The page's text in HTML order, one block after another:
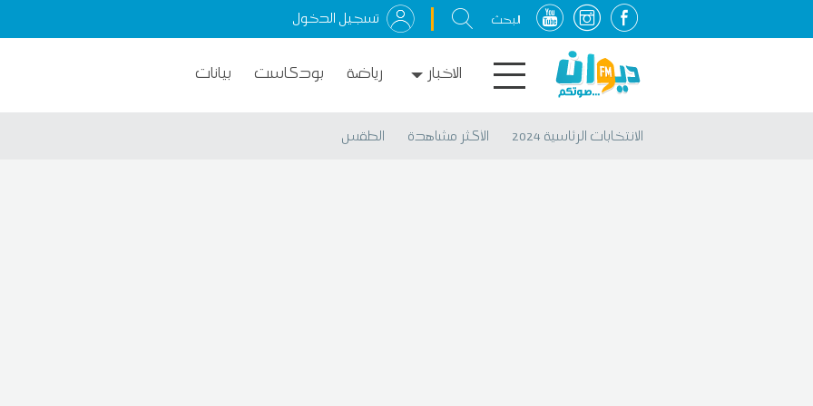
تسجيل الدخول
الاخبار رياضة بودكاست بيانات
الانتخابات الرئاسية 2024 الأكثر مشاهدة الطقس